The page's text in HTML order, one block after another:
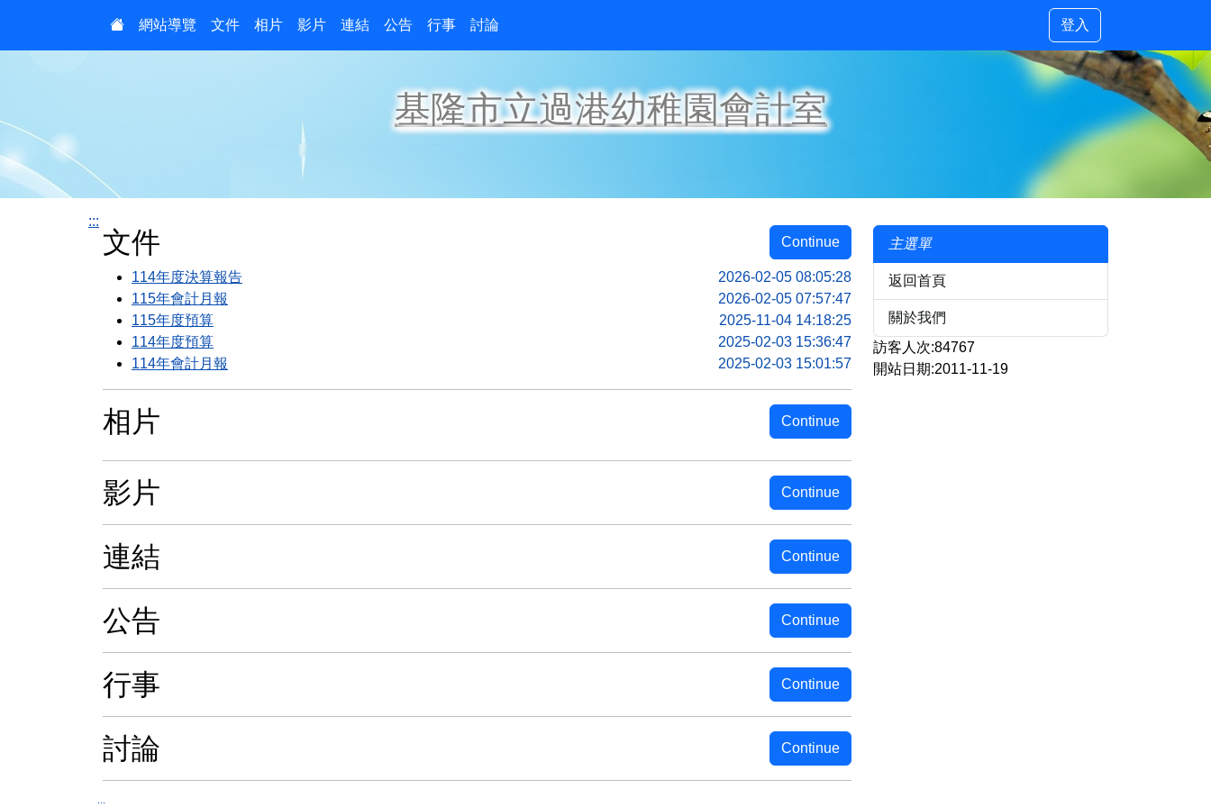
網站導覽
文件 相片 影片 連結 公告 行事 討論 登入
基隆市立過港幼稚園會計室
:::
文件 Continue
114年度決算報告
2026-02-05 08:05:28
115年會計月報
2026-02-05 07:57:47
115年度預算
2025-11-04 14:18:25
114年度預算
2025-02-03 15:36:47
114年會計月報
2025-02-03 15:01:57
相片 Continue
影片 Continue
連結 Continue
公告 Continue
行事 Continue
討論 Continue
主選單
返回首頁
關於我們
訪客人次:84767
開站日期:2011-11-19
:::